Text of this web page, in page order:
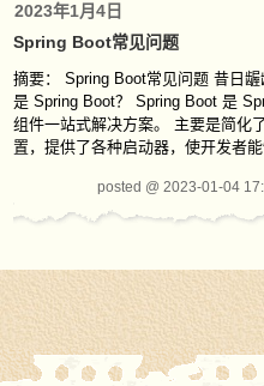
2023年1月4日
Spring Boot常见问题
摘要： Spring Boot常见问题 昔日
是 Spring Boot？ Spring Boot 是
组件一站式解决方案。 主要是简化
置，提供了各种启动器，使开发者
posted @ 2023-01-04